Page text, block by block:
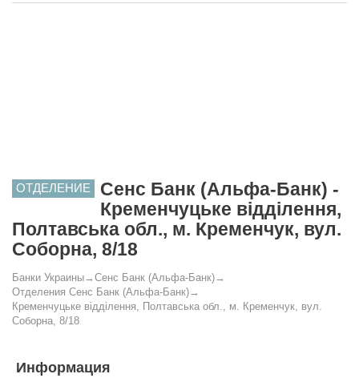
ОТДЕЛЕНИЕ
Сенс Банк (Альфа-Банк) -
Кременчуцьке відділення,
Полтавська обл., м. Кременчук, вул.
Соборна, 8/18
Банки Украины→ Сенс Банк (Альфа-Банк)→
Отделения Сенс Банк (Альфа-Банк)→
Кременчуцьке відділення, Полтавська обл., м. Кременчук, вул.
Соборна, 8/18
Информация